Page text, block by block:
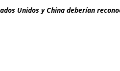
Unidos y China deberían